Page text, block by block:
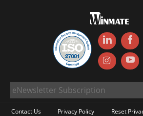
Contact Us Privacy Policy Reset